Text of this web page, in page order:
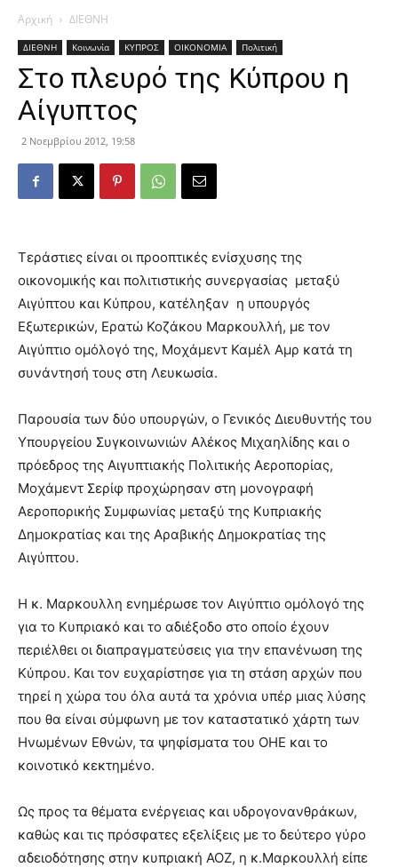
Αρχική ΔΙΕΘΝΗ
ΔΙΕΘΝΗ Κοινωνία ΚΥΠΡΟΣ ΟΙΚΟΝΟΜΙΑ Πολιτική
Στο πλευρό της Κύπρου η
Αίγυπτος
2 Νοεμβρίου 2012, 19:58
Τεράστιες είναι οι προοπτικές ενίσχυσης της
οικονομικής και πολιτιστικής συνεργασίας μεταξύ
Αιγύπτου και Κύπρου, κατέληξαν η υπουργός
Εξωτερικών, Ερατώ Κοζάκου Μαρκουλλή, με τον
Αιγύπτιο ομόλογό της, Μοχάμεντ Καμέλ Αμρ κατά τη
συνάντησή τους στη Λευκωσία.
Παρουσία των δύο υπουργών, ο Γενικός Διευθυντής του
Υπουργείου Συγκοινωνιών Αλέκος Μιχαηλίδης και ο
πρόεδρος της Αιγυπτιακής Πολιτικής Αεροπορίας,
Μοχάμεντ Σερίφ προχώρησαν στη μονογραφή
Αεροπορικής Συμφωνίας μεταξύ της Κυπριακής
Δημοκρατίας και της Αραβικής Δημοκρατίας της
Αιγύπτου.
Η κ. Μαρκουλλη ενημέρωσε τον Αιγύπτιο ομόλογό της
για το Κυπριακό και το αδιέξοδο στο οποίο έχουν
περιέλθει οι διαπραγματεύσεις για την επανένωση της
Κύπρου. Και τον ευχαρίστησε για τη στάση αρχών που
τηρεί η χώρα του όλα αυτά τα χρόνια υπέρ μιας λύσης
που θα είναι σύμφωνη με τον καταστατικό χάρτη των
Ηνωμένων Εθνών, τα ψηφίσματα του ΟΗΕ και το
κοινοτικό κεκτημένο.
Ως προς τα θέματα ενέργειας και υδρογονανθράκων,
καθώς και τις πρόσφατες εξελίξεις με το δεύτερο γύρο
αδειοδότησης στην κυπριακή ΑΟΖ, η κ.Μαρκουλλή είπε